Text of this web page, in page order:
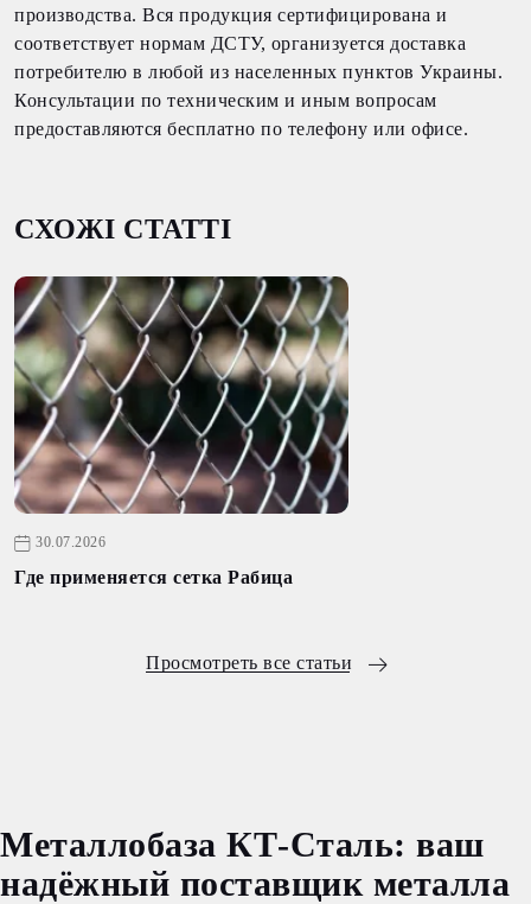
производства. Вся продукция сертифицирована и
соответствует нормам ДСТУ, организуется доставка
потребителю в любой из населенных пунктов Украины.
Консультации по техническим и иным вопросам
предоставляются бесплатно по телефону или офисе.
СХОЖІ СТАТТІ
30.07.2026
Где применяется сетка Рабица
Просмотреть все статьи
Металлобаза КТ-Сталь: ваш
надёжный поставщик металла